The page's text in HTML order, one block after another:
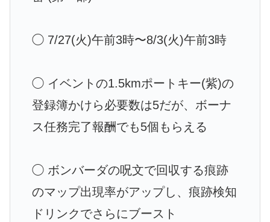
◯ 7/27(火)午前3時〜8/3(火)午前3時
◯ イベントの1.5kmポートキー(紫)の
登録簿かけら必要数は5だが、ボーナ
ス任務完了報酬でも5個もらえる
◯ ボンバーダの呪文で回収する痕跡
のマップ出現率がアップし、痕跡検知
ドリンクでさらにブースト